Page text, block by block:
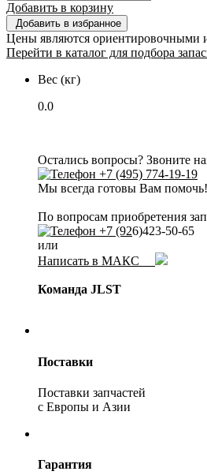
Добавить в корзину
Добавить в избранное
Цены являются ориентировочными
Перейти в каталог для подбора
Вес (кг)
0.0
Остались вопросы? Звоните
+7 (495) 774-19-19
Мы всегда готовы Вам помочь!
По вопросам приобретения
+7 (926)423-50-65
или
Написать в МАКС
Команда JLST
Поставки
Поставки запчастей
с Европы и Азии
Гарантия